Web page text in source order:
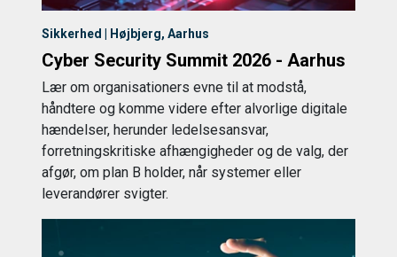
Sikkerhed | Højbjerg, Aarhus
Cyber Security Summit 2026 - Aarhus
Lær om organisationers evne til at modstå,
håndtere og komme videre efter alvorlige digitale
hændelser, herunder ledelsesansvar,
forretningskritiske afhængigheder og de valg, der
afgør, om plan B holder, når systemer eller
leverandører svigter.